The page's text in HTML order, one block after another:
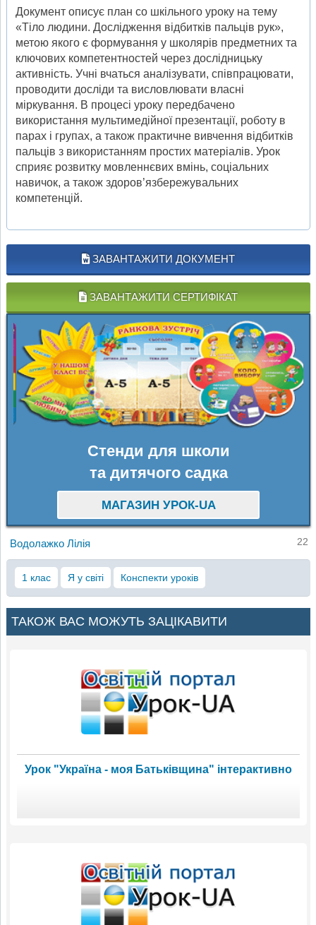
Документ описує план со шкільного уроку на тему
«Тіло людини. Дослідження відбитків пальців рук»,
метою якого є формування у школярів предметних та
ключових компетентностей через дослідницьку
активність. Учні вчаться аналізувати, співпрацювати,
проводити досліди та висловлювати власні
міркування. В процесі уроку передбачено
використання мультимедійної презентації, роботу в
парах і групах, а також практичне вивчення відбитків
пальців з використанням простих матеріалів. Урок
сприяє розвитку мовленнєвих вмінь, соціальних
навичок, а також здоров’язбережувальних
компетенцій.
ЗАВАНТАЖИТИ ДОКУМЕНТ
ЗАВАНТАЖИТИ СЕРТИФІКАТ
Стенди для школи
та дитячого садка
МАГАЗИН УРОК-UA
Водолажко Лілія 22
1 клас Я у світі Конспекти уроків
ТАКОЖ ВАС МОЖУТЬ ЗАЦІКАВИТИ
Урок "Україна - моя Батьківщина" інтерактивно